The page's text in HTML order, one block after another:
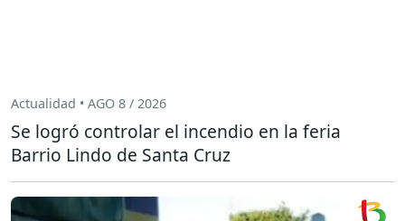
Actualidad • AGO 8 / 2026
Se logró controlar el incendio en la feria
Barrio Lindo de Santa Cruz